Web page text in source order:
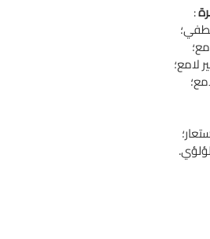
:
لامع؛